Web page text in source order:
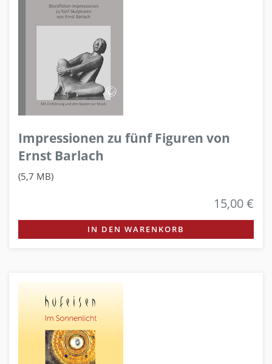
Impressionen zu fünf Figuren von
Ernst Barlach
(5,7 MB)
15,00 €
IN DEN WARENKORB